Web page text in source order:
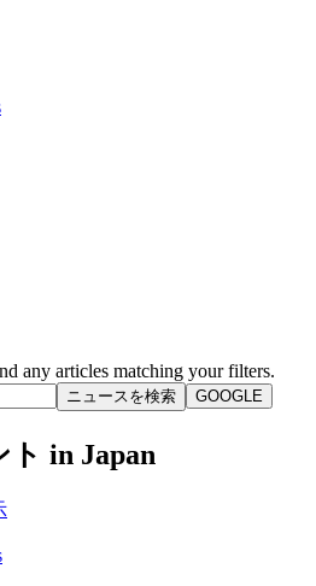
any articles matching your filters.
ニュースを検索 GOOGLE
ト in Japan